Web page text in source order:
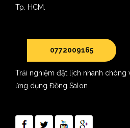
Tp. HCM.
0772009165
Trải nghiệm đặt lịch nhanh chóng
ứng dụng Đồng Salon